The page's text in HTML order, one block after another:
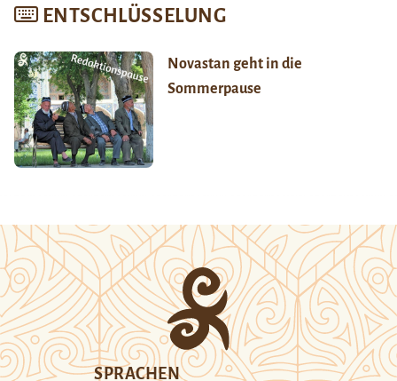
ENTSCHLÜSSELUNG
Novastan geht in die
Sommerpause
SPRACHEN